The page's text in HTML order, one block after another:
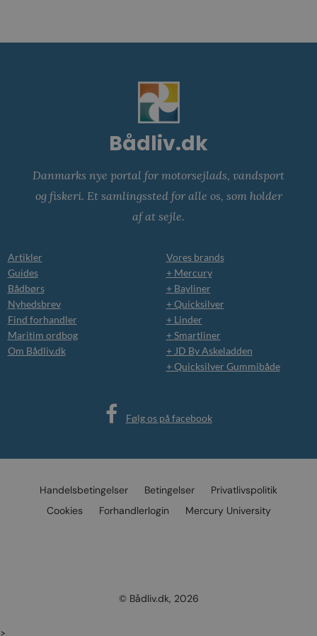
Bådliv.dk
Danmarks nye portal for motorsejlads, vandsport
og fiskeri. Et samlingssted for alle os, som holder
af at sejle.
Artikler
Guides
Bådbørs
Nyhedsbrev
Find forhandler
Maritim ordbog
Om Bådliv.dk
Vores brands
+ Mercury
+ Bayliner
+ Quicksilver
+ Linder
+ Smartliner
+ JD By Askeladden
+ Quicksilver Gummibåde
Følg os på facebook
Handelsbetingelser Betingelser
Privatlivspolitik
Cookies
Forhandlerlogin Mercury University
© Bådliv.dk, 2026
>